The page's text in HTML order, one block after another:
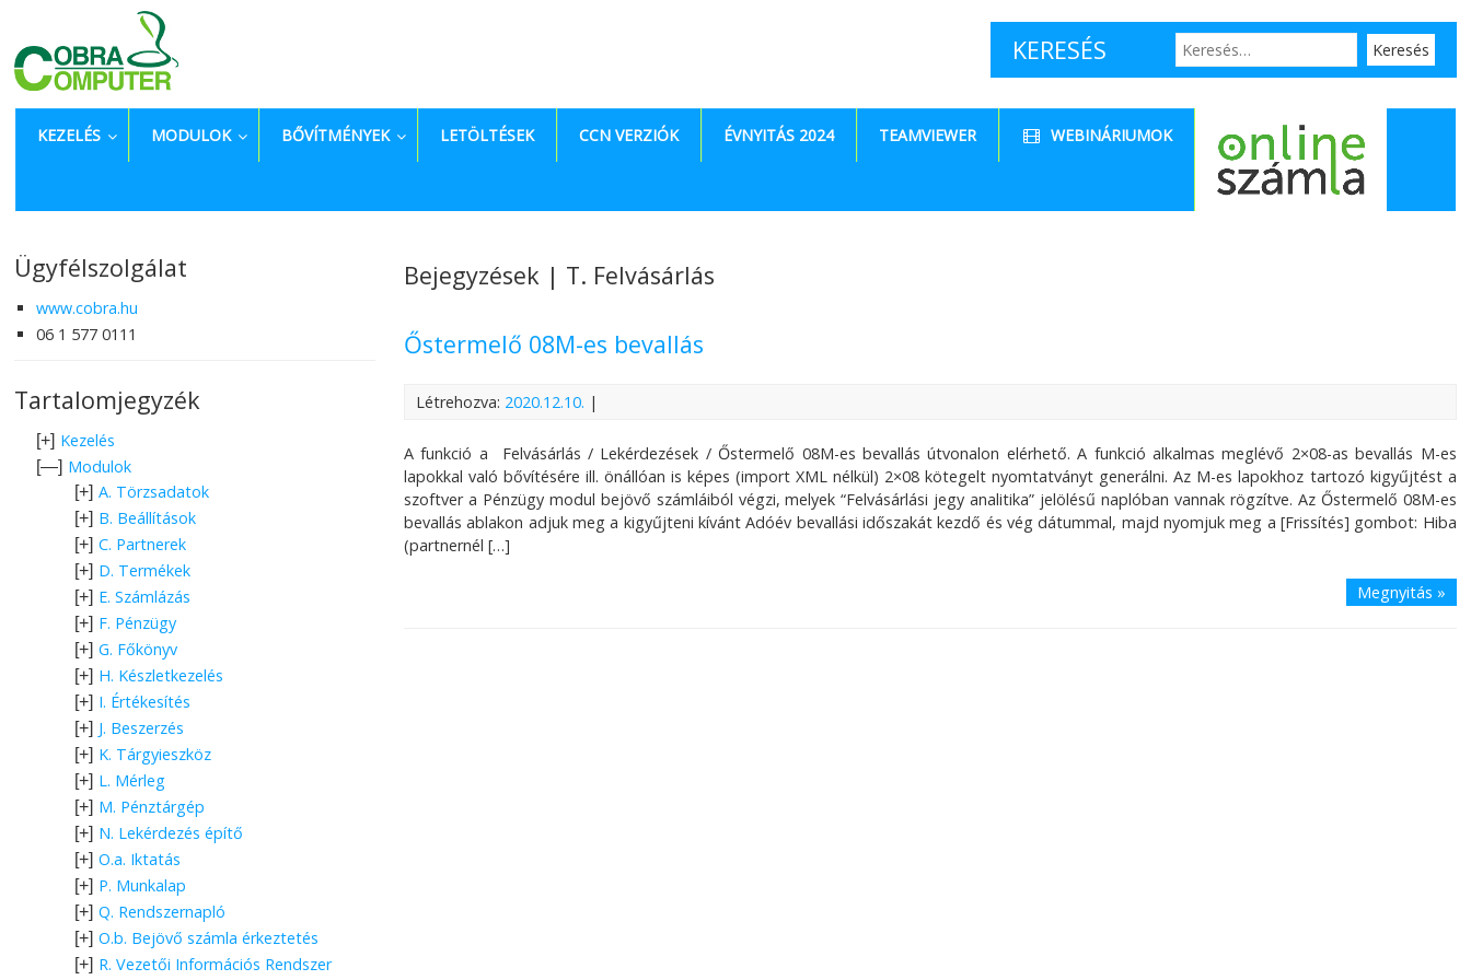
KERESÉS
KEZELÉS MODULOK BŐVÍTMÉNYEK LETÖLTÉSEK CCN VERZIÓK ÉVNYITÁS 2024 TEAMVIEWER WEBINÁRIUMOK
Bejegyzések | T. Felvásárlás
Őstermelő 08M-es bevallás
Létrehozva: 2020.12.10. |
A funkció a Felvásárlás / Lekérdezések / Őstermelő 08M-es bevallás útvonalon elérhető. A funkció alkalmas meglévő 2×08-as bevallás M-es
lapokkal való bővítésére ill. önállóan is képes (import XML nélkül) 2×08 kötegelt nyomtatványt generálni. Az M-es lapokhoz tartozó kigyűjtést a
szoftver a Pénzügy modul bejövő számláiból végzi, melyek “Felvásárlási jegy analitika” jelölésű naplóban vannak rögzítve. Az Őstermelő 08M-es
bevallás ablakon adjuk meg a kigyűjteni kívánt Adóév bevallási időszakát kezdő és vég dátummal, majd nyomjuk meg a [Frissítés] gombot: Hiba
(partnernél […]
Megnyitás »
Ügyfélszolgálat
www.cobra.hu
06 1 577 0111
Tartalomjegyzék
[+] Kezelés
[—] Modulok
[+] A. Törzsadatok
[+] B. Beállítások
[+] C. Partnerek
[+] D. Termékek
[+] E. Számlázás
[+] F. Pénzügy
[+] G. Főkönyv
[+] H. Készletkezelés
[+] I. Értékesítés
[+] J. Beszerzés
[+] K. Tárgyieszköz
[+] L. Mérleg
[+] M. Pénztárgép
[+] N. Lekérdezés építő
[+] O.a. Iktatás
[+] P. Munkalap
[+] Q. Rendszernapló
[+] O.b. Bejövő számla érkeztetés
[+] R. Vezetői Információs Rendszer